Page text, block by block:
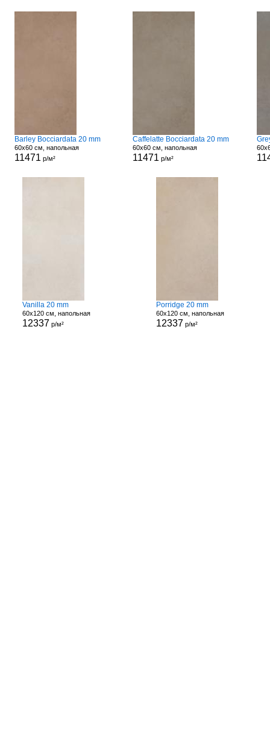
Barley Bocciardata 20 mm
60x60 см, напольная
11471 р/м²
Caffelatte Bocciardata 20 mm
60x60 см, напольная
11471 р/м²
Vanilla 20 mm
60x120 см, напольная
12337 р/м²
Porridge 20 mm
60x120 см, напольная
12337 р/м²